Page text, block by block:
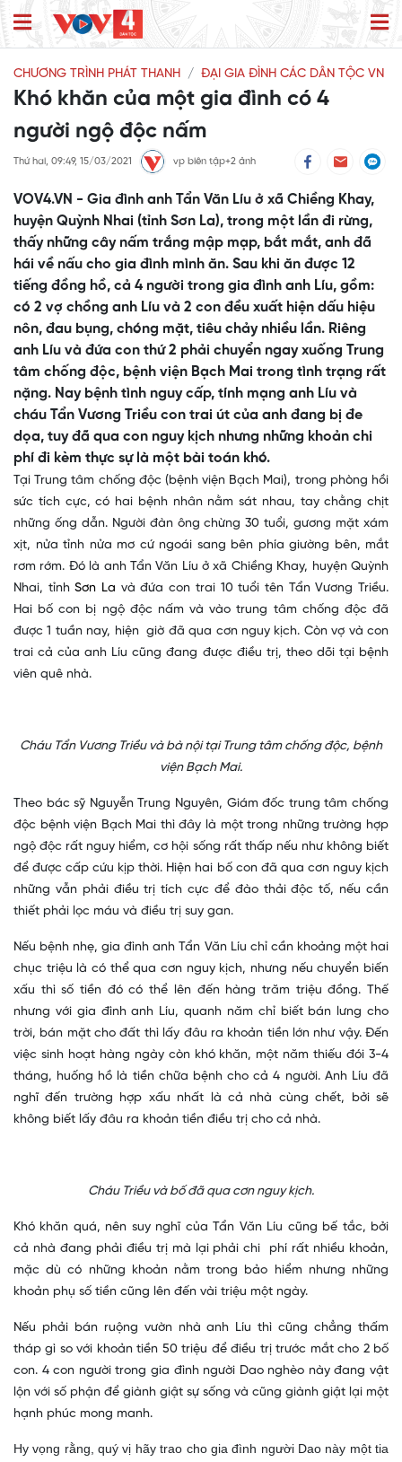
CHƯƠNG TRÌNH PHÁT THANH ĐẠI GIA ĐÌNH CÁC DÂN TỘC VN
Khó khăn của một gia đình có 4
người ngộ độc nấm
Thứ hai, 09:49, 15/03/2021 vp biên tập+2 ảnh
VOV4.VN - Gia đình anh Tẩn Văn Líu ở xã Chiềng Khay,
huyện Quỳnh Nhai (tỉnh Sơn La), trong một lần đi rừng,
thấy những cây nấm trắng mập mạp, bắt mắt, anh đã
hái về nấu cho gia đình mình ăn. Sau khi ăn được 12
tiếng đồng hồ, cả 4 người trong gia đình anh Líu, gồm:
có 2 vợ chồng anh Líu và 2 con đều xuất hiện dấu hiệu
nôn, đau bụng, chóng mặt, tiêu chảy nhiều lần. Riêng
anh Líu và đứa con thứ 2 phải chuyển ngay xuống Trung
tâm chống độc, bệnh viện Bạch Mai trong tình trạng rất
nặng. Nay bệnh tình nguy cấp, tính mạng anh Líu và
cháu Tẩn Vương Triều con trai út của anh đang bị đe
dọa, tuy đã qua con nguy kịch nhưng những khoản chi
phí đi kèm thực sự là một bài toán khó.
Tại Trung tâm chống độc (bệnh viện Bạch Mai), trong phòng hồi
sức tích cực, có hai bệnh nhân nằm sát nhau, tay chằng chịt
những ống dẫn. Người đàn ông chừng 30 tuổi, gương mặt xám
xịt, nửa tỉnh nửa mơ cứ ngoái sang bên phía giường bên, mắt
rơm rớm. Đó là anh Tẩn Văn Líu ở xã Chiềng Khay, huyện Quỳnh
Nhai, tỉnhSơn La và đứa con trai 10 tuổi tên Tẩn Vương Triều.
Hai bố con bị ngộ độc nấm và vào trung tâm chống độc đã
được 1 tuần nay, hiện giờ đã qua cơn nguy kịch. Còn vợ và con
trai cả của anh Líu cũng đang được điều trị, theo dõi tại bệnh
viên quê nhà.
Cháu Tẩn Vương Triều và bà nội tại Trung tâm chống độc, bệnh
viện Bạch Mai.
Theo bác sỹ Nguyễn Trung Nguyên, Giám đốc trung tâm chống
độc bệnh viện Bạch Mai thì đây là một trong những trường hợp
ngộ độc rất nguy hiểm, cơ hội sống rất thấp nếu như không biết
để được cấp cứu kịp thời. Hiện hai bố con đã qua cơn nguy kịch
những vẫn phải điều trị tích cực để đào thải độc tố, nếu cần
thiết phải lọc máu và điều trị suy gan.
Nếu bệnh nhẹ, gia đình anh Tẩn Văn Líu chỉ cần khoảng một hai
chục triệu là có thể qua cơn nguy kịch, nhưng nếu chuyển biến
xấu thì số tiền đó có thể lên đến hàng trăm triệu đồng. Thế
nhưng với gia đình anh Líu, quanh năm chỉ biết bán lưng cho
trời, bán mặt cho đất thì lấy đâu ra khoản tiền lớn như vậy. Đến
việc sinh hoạt hàng ngày còn khó khăn, một năm thiếu đói 3-4
tháng, huống hồ là tiền chữa bệnh cho cả 4 người. Anh Líu đã
nghĩ đến trường hợp xấu nhất là cả nhà cùng chết, bởi sẽ
không biết lấy đâu ra khoản tiền điều trị cho cả nhà.
Cháu Triều và bố đã qua cơn nguy kịch.
Khó khăn quá, nên suy nghĩ của Tẩn Văn Líu cũng bế tắc, bởi
cả nhà đang phải điều trị mà lại phải chi phí rất nhiều khoản,
mặc dù có những khoản nằm trong bảo hiểm nhưng những
khoản phụ số tiền cũng lên đến vài triệu một ngày.
Nếu phải bán ruộng vườn nhà anh Líu thì cũng chẳng thấm
tháp gì so với khoản tiền 50 triệu để điều trị trước mắt cho 2 bố
con. 4 con người trong gia đình người Dao nghèo này đang vật
lộn với số phận để giành giật sự sống và cũng giành giật lại một
hạnh phúc mong manh.
Hy vọng rằng, quý vị hãy trao cho gia đình người Dao này một tia